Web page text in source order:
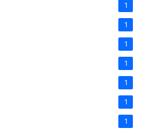
1
1
1
1
1
1
1